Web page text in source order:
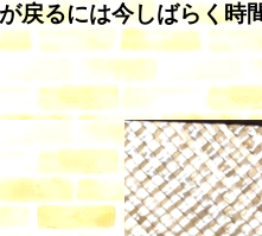
戻るには今しばらく時